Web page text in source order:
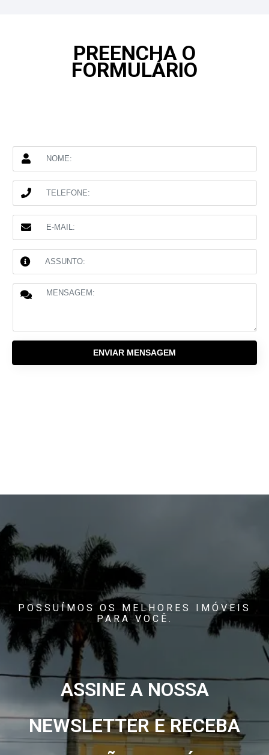
PREENCHA O
FORMULÁRIO
ENVIAR MENSAGEM
POSSUÍMOS OS MELHORES IMÓVEIS
PARA VOCÊ.
ASSINE A NOSSA
NEWSLETTER E RECEBA